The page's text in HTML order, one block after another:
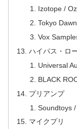
Izotope /
Tokyo
Vox
ハイパス・ロ
Universal
BLACK
プリアンプ
Soundtoys
マイクプリ